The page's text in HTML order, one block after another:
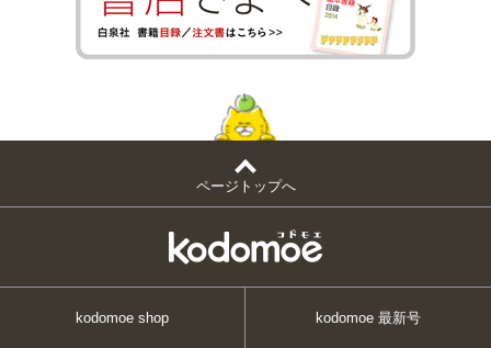
ページトップへ
kodomoe shop kodomoe 最新号